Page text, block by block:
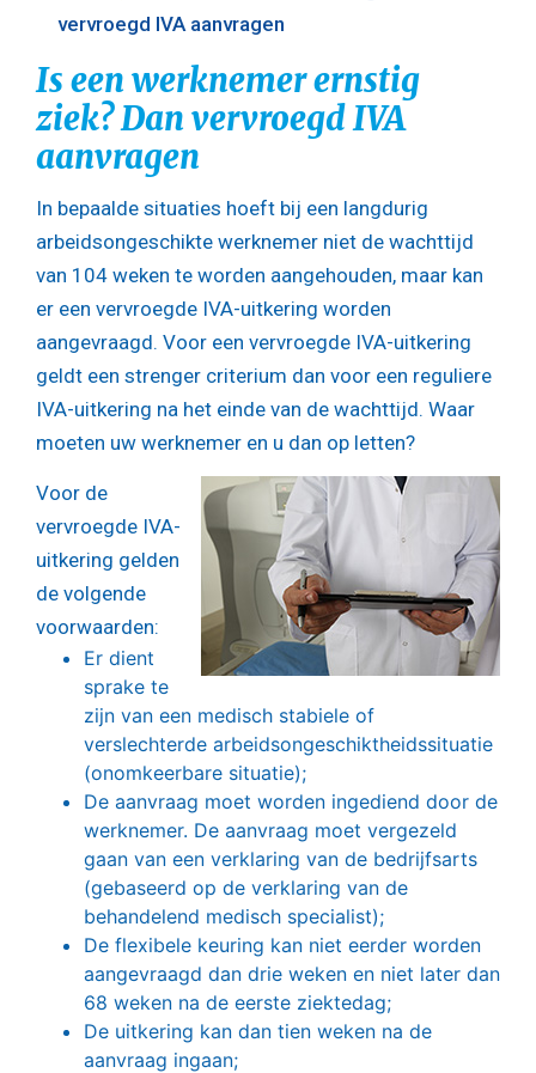
vervroegd IVA aanvragen
Is een werknemer ernstig
ziek? Dan vervroegd IVA
aanvragen
In bepaalde situaties hoeft bij een langdurig
arbeidsongeschikte werknemer niet de wachttijd
van 104 weken te worden aangehouden, maar kan
er een vervroegde IVA-uitkering worden
aangevraagd. Voor een vervroegde IVA-uitkering
geldt een strenger criterium dan voor een reguliere
IVA-uitkering na het einde van de wachttijd. Waar
moeten uw werknemer en u dan op letten?
Voor de
vervroegde IVA-
uitkering gelden
de volgende
voorwaarden:
Er dient
sprake te
zijn van een medisch stabiele of
verslechterde arbeidsongeschiktheidssituatie
(onomkeerbare situatie);
De aanvraag moet worden ingediend door de
werknemer. De aanvraag moet vergezeld
gaan van een verklaring van de bedrijfsarts
(gebaseerd op de verklaring van de
behandelend medisch specialist);
De flexibele keuring kan niet eerder worden
aangevraagd dan drie weken en niet later dan
68 weken na de eerste ziektedag;
De uitkering kan dan tien weken na de
aanvraag ingaan;